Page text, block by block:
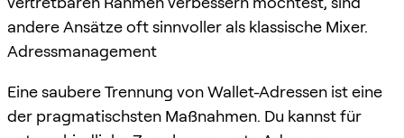
andere Ansätze oft sinnvoller als klassische Mixer.
Adressmanagement
Eine saubere Trennung von Wallet-Adressen ist eine
der pragmatischsten Maßnahmen. Du kannst für